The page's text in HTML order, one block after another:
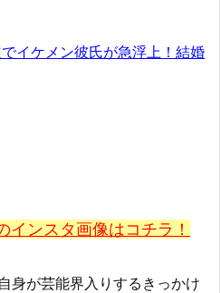
イケメン彼氏が急浮上！結婚
インスタ画像はコチラ！
身が芸能界入りするきっかけ